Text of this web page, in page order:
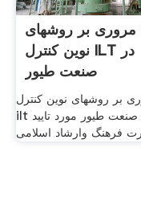
مروری بر روشهای
نوین کنترل ILT در
صنعت طیور
بر روشهای نوین کنترل
ilt در صنعت طیور مورد تایید
فرهنگ وارشاد اسلامی